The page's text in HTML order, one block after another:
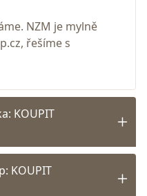
NZM je mylně
řešíme s
KOUPIT
KOUPIT